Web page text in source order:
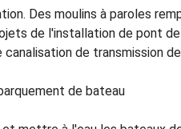
Des moulins à paroles
de l'installation de pont
de transmission
de bateau